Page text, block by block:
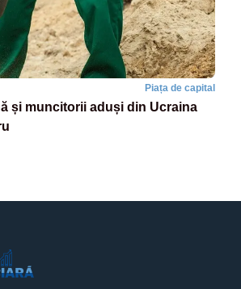
Piața de capital
și muncitorii aduși din Ucraina